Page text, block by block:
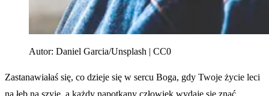
Autor: Daniel Garcia/Unsplash | CC0
Zastanawiałaś się, co dzieje się w sercu Boga, gdy Twoje życie leci
na łeb na szyję, a każdy napotkany człowiek wydaje się znać